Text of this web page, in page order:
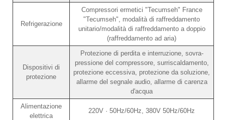
Refrigerazione
Compressori ermetici "Tecumseh" France
"Tecumseh", modalità di raffreddamento
unitario/modalità di raffreddamento a doppio
(raffreddamento ad aria)
Dispositivi di
protezione
Protezione di perdita e interruzione, sovra-
pressione del compressore, surriscaldamento,
protezione eccessiva, protezione da soluzione,
allarme del segnale audio, allarme di carenza
d'acqua
Alimentazione
elettrica
220V · 50Hz/60Hz, 380V 50Hz/60Hz